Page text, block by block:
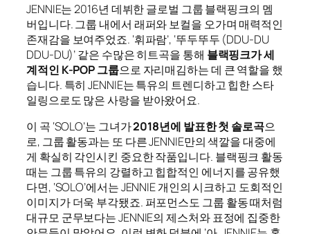
JENNIE는 2016년 데뷔한 글로벌 그룹 블랙핑크의 멤
버입니다. 그룹 내에서 래퍼와 보컬을 오가며 매력적인
존재감을 보여주었죠. ‘휘파람’, ‘뚜두뚜두 (DDU-DU
DDU-DU)’ 같은 수많은 히트곡을 통해 블랙핑크가 세
계적인 K-POP 그룹으로 자리매김하는 데 큰 역할을 했
습니다. 특히 JENNIE는 특유의 트렌디하고 힙한 스타
일링으로도 많은 사랑을 받아왔어요.
이 곡 ‘SOLO’는 그녀가2018년에 발표한 첫 솔로곡으
로, 그룹 활동과는 또 다른 JENNIE만의 색깔을 대중에
게 확실히 각인시킨 중요한 작품입니다. 블랙핑크 활동
때는 그룹 특유의 강렬하고 힙합적인 에너지를 공유했
다면, ‘SOLO’에서는 JENNIE 개인의 시크하고 도회적인
이미지가 더욱 부각됐죠. 퍼포먼스도 그룹 활동 때처럼
대규모 군무보다는 JENNIE의 제스처와 표정에 집중한